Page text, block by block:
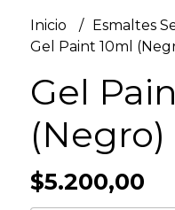
Inicio Esmaltes
Gel Paint 10ml
Gel
(Negro)
$5.200,00